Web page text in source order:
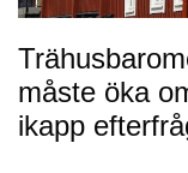
måste öka
ikapp